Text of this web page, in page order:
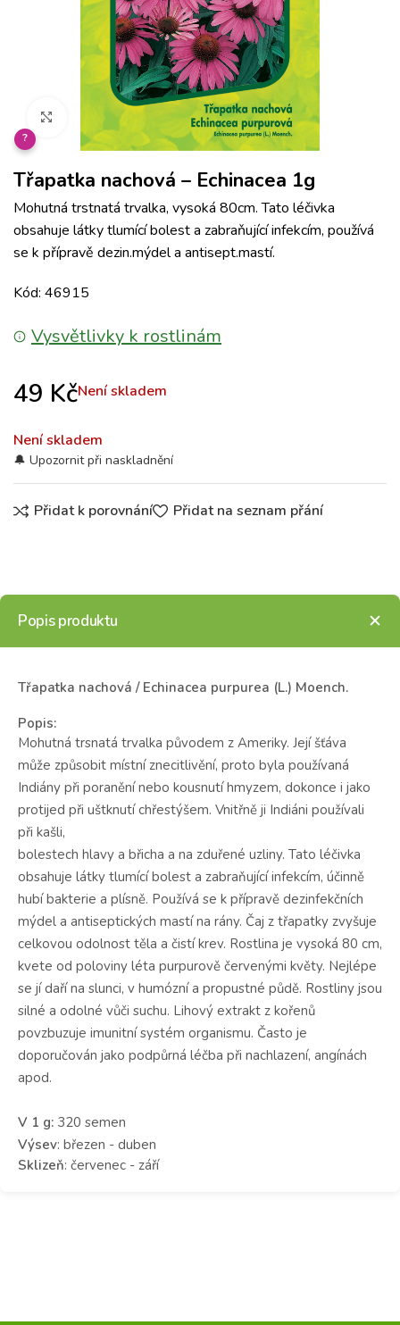
Klikněte pro zvětšení
?
Třapatka nachová – Echinacea 1g
Mohutná trstnatá trvalka, vysoká 80cm. Tato léčivka
obsahuje látky tlumící bolest a zabraňující infekcím, používá
se k přípravě dezin.mýdel a antisept.mastí.
Kód: 46915
Vysvětlivky k rostlinám
49 KčNení skladem
Není skladem
Přidat k porovnání Přidat na seznam přání
Popis produktu
Třapatka nachová / Echinacea purpurea (L.) Moench.
Popis:
Mohutná trsnatá trvalka původem z Ameriky. Její šťáva
může způsobit místní znecitlivění, proto byla používaná
Indiány při poranění nebo kousnutí hmyzem, dokonce i jako
protijed při uštknutí chřestýšem. Vnitřně ji Indiáni používali
při kašli,
bolestech hlavy a břicha a na zduřené uzliny. Tato léčivka
obsahuje látky tlumící bolest a zabraňující infekcím, účinně
hubí bakterie a plísně. Používá se k přípravě dezinfekčních
mýdel a antiseptických mastí na rány. Čaj z třapatky zvyšuje
celkovou odolnost těla a čistí krev. Rostlina je vysoká 80 cm,
kvete od poloviny léta purpurově červenými květy. Nejlépe
se jí daří na slunci, v humózní a propustné půdě. Rostliny jsou
silné a odolné vůči suchu. Lihový extrakt z kořenů
povzbuzuje imunitní systém organismu. Často je
doporučován jako podpůrná léčba při nachlazení, angínách
apod.
V 1 g: 320 semen
Výsev: březen - duben
Sklizeň: červenec - září